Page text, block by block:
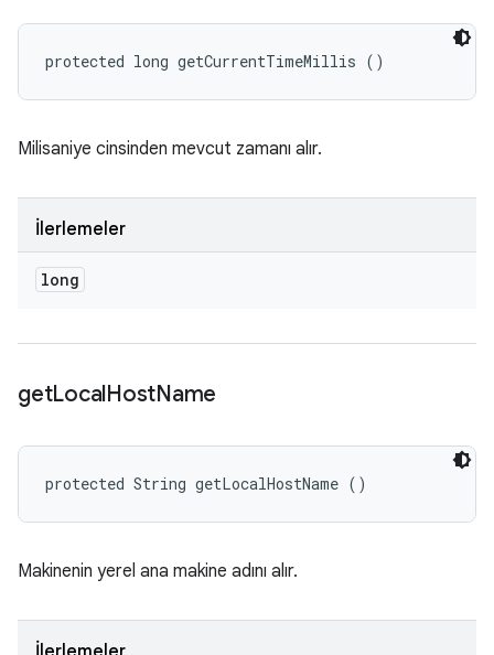
protected long getCurrentTimeMillis ()
Milisaniye cinsinden mevcut zamanı alır.
İlerlemeler
long
getLocalHostName
protected String getLocalHostName ()
Makinenin yerel ana makine adını alır.